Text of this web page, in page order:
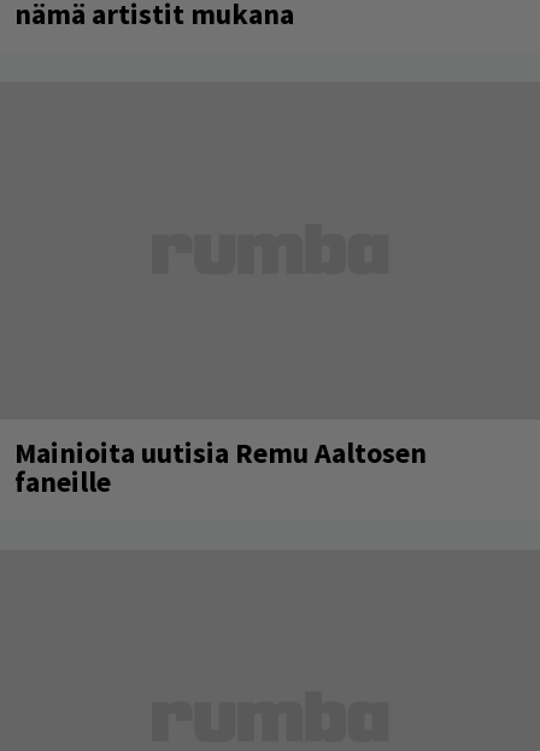
nämä artistit mukana
Mainioita uutisia Remu Aaltosen
faneille